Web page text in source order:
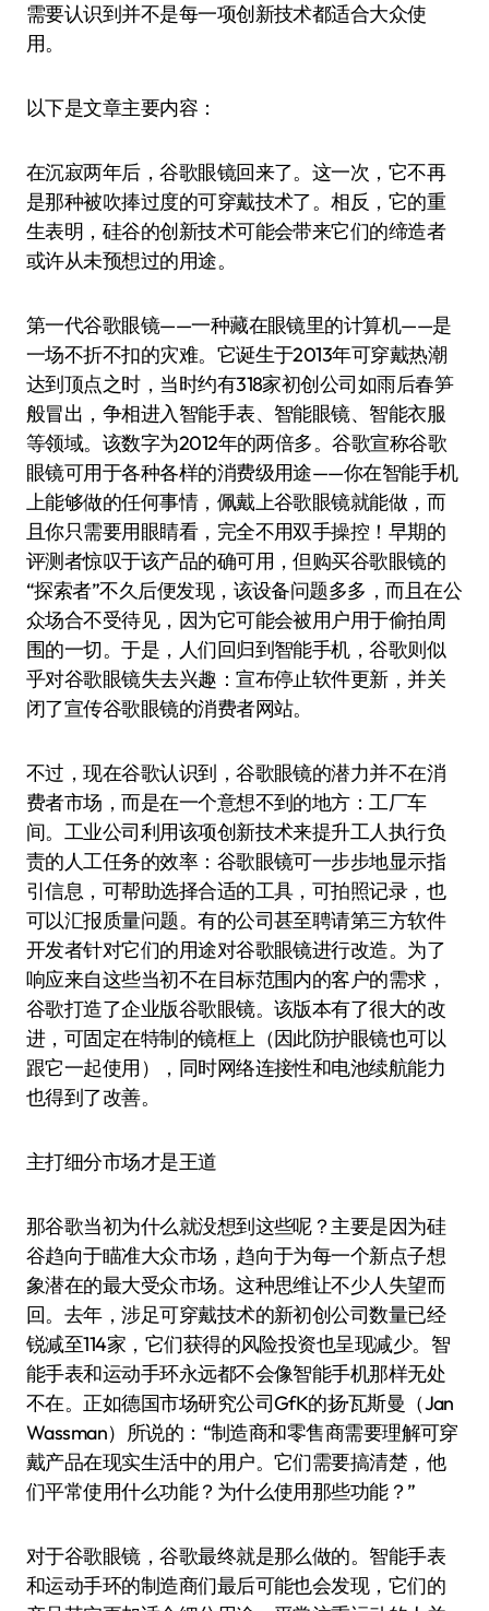
需要认识到并不是每一项创新技术都适合大众使
用。
以下是文章主要内容：
在沉寂两年后，谷歌眼镜回来了。这一次，它不再
是那种被吹捧过度的可穿戴技术了。相反，它的重
生表明，硅谷的创新技术可能会带来它们的缔造者
或许从未预想过的用途。
第一代谷歌眼镜——一种藏在眼镜里的计算机——是
一场不折不扣的灾难。它诞生于2013年可穿戴热潮
达到顶点之时，当时约有318家初创公司如雨后春笋
般冒出，争相进入智能手表、智能眼镜、智能衣服
等领域。该数字为2012年的两倍多。谷歌宣称谷歌
眼镜可用于各种各样的消费级用途——你在智能手机
上能够做的任何事情，佩戴上谷歌眼镜就能做，而
且你只需要用眼睛看，完全不用双手操控！早期的
评测者惊叹于该产品的确可用，但购买谷歌眼镜的
“探索者”不久后便发现，该设备问题多多，而且在公
众场合不受待见，因为它可能会被用户用于偷拍周
围的一切。于是，人们回归到智能手机，谷歌则似
乎对谷歌眼镜失去兴趣：宣布停止软件更新，并关
闭了宣传谷歌眼镜的消费者网站。
不过，现在谷歌认识到，谷歌眼镜的潜力并不在消
费者市场，而是在一个意想不到的地方：工厂车
间。工业公司利用该项创新技术来提升工人执行负
责的人工任务的效率：谷歌眼镜可一步步地显示指
引信息，可帮助选择合适的工具，可拍照记录，也
可以汇报质量问题。有的公司甚至聘请第三方软件
开发者针对它们的用途对谷歌眼镜进行改造。为了
响应来自这些当初不在目标范围内的客户的需求，
谷歌打造了企业版谷歌眼镜。该版本有了很大的改
进，可固定在特制的镜框上（因此防护眼镜也可以
跟它一起使用），同时网络连接性和电池续航能力
也得到了改善。
主打细分市场才是王道
那谷歌当初为什么就没想到这些呢？主要是因为硅
谷趋向于瞄准大众市场，趋向于为每一个新点子想
象潜在的最大受众市场。这种思维让不少人失望而
回。去年，涉足可穿戴技术的新初创公司数量已经
锐减至114家，它们获得的风险投资也呈现减少。智
能手表和运动手环永远都不会像智能手机那样无处
不在。正如德国市场研究公司GfK的扬·瓦斯曼（Jan
Wassman）所说的：“制造商和零售商需要理解可穿
戴产品在现实生活中的用户。它们需要搞清楚，他
们平常使用什么功能？为什么使用那些功能？”
对于谷歌眼镜，谷歌最终就是那么做的。智能手表
和运动手环的制造商们最后可能也会发现，它们的